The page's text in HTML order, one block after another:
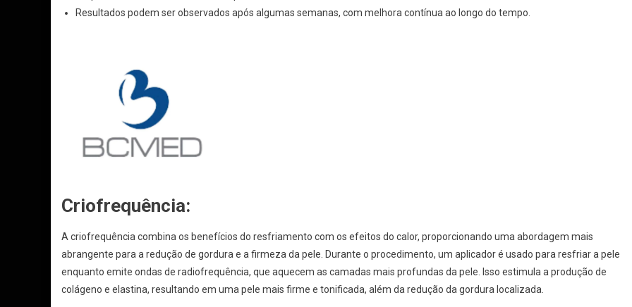
Resultados podem ser observados após algumas semanas, com melhora contínua ao longo do tempo.
Criofrequência:
A criofrequência combina os benefícios do resfriamento com os efeitos do calor, proporcionando uma abordagem mais
abrangente para a redução de gordura e a firmeza da pele. Durante o procedimento, um aplicador é usado para resfriar a pele
enquanto emite ondas de radiofrequência, que aquecem as camadas mais profundas da pele. Isso estimula a produção de
colágeno e elastina, resultando em uma pele mais firme e tonificada, além da redução da gordura localizada.